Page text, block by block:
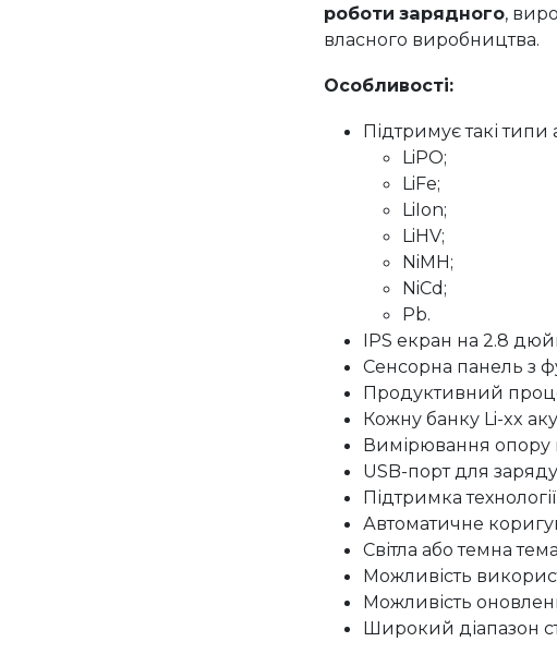
роботи зарядного,
власного виробництва.
Особливості:
Підтримує такі типи
LiPO;
LiFe;
LiIon;
LiHV;
NiMH;
NiCd;
Pb.
IPS екран на 2.8
Сенсорна панель з
Продуктивний
Кожну банку Li-xx
Вимірювання опору
USB-порт для
Підтримка
Автоматичне
Світла або темна
Можливість
Можливість
Широкий діапазон